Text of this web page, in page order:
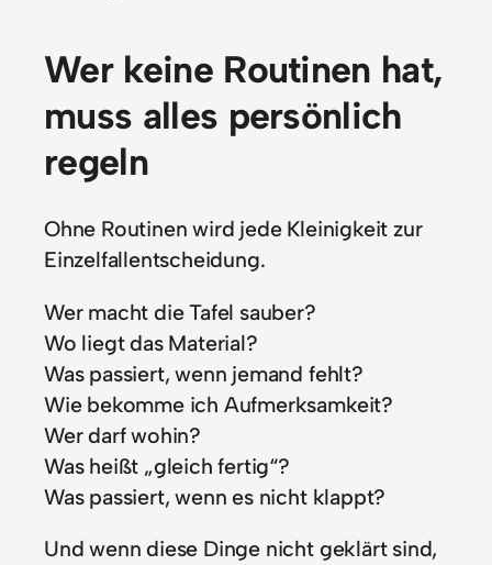
Wer keine Routinen hat,
muss alles persönlich
regeln
Ohne Routinen wird jede Kleinigkeit zur
Einzelfallentscheidung.
Wer macht die Tafel sauber?
Wo liegt das Material?
Was passiert, wenn jemand fehlt?
Wie bekomme ich Aufmerksamkeit?
Wer darf wohin?
Was heißt „gleich fertig“?
Was passiert, wenn es nicht klappt?
Und wenn diese Dinge nicht geklärt sind,